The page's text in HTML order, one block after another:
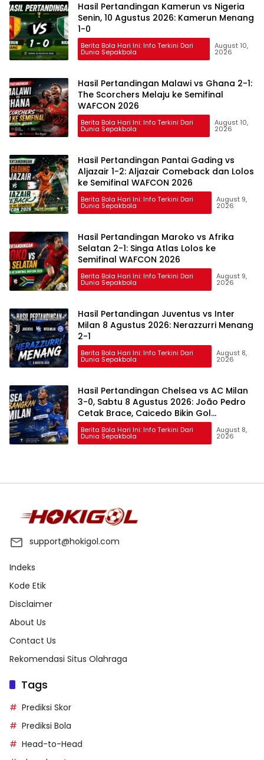
Hasil Pertandingan Kamerun vs Nigeria
Senin, 10 Agustus 2026: Kamerun Menang
1-0
Berita Bola Hari Ini: Info Terkini Dari
Dunia Sepakbola
August 10,
2026
Hasil Pertandingan Malawi vs Ghana 2-1:
The Scorchers Melaju ke Semifinal
WAFCON 2026
Berita Bola Hari Ini: Info Terkini Dari
Dunia Sepakbola
August 10,
2026
Hasil Pertandingan Pantai Gading vs
Aljazair 1-2: Aljazair Comeback dan Lolos
ke Semifinal WAFCON 2026
Berita Bola Hari Ini: Info Terkini Dari
Dunia Sepakbola
August 9,
2026
Hasil Pertandingan Maroko vs Afrika
Selatan 2-1: Singa Atlas Lolos ke
Semifinal WAFCON 2026
Berita Bola Hari Ini: Info Terkini Dari
Dunia Sepakbola
August 9,
2026
Hasil Pertandingan Juventus vs Inter
Milan 8 Agustus 2026: Nerazzurri Menang
2-1
Berita Bola Hari Ini: Info Terkini Dari
Dunia Sepakbola
August 8,
2026
Hasil Pertandingan Chelsea vs AC Milan
3-0, Sabtu 8 Agustus 2026: João Pedro
Cetak Brace, Caicedo Bikin Gol
Spektakuler
Berita Bola Hari Ini: Info Terkini Dari
Dunia Sepakbola
August 8,
2026
support@hokigol.com
Indeks
Kode Etik
Disclaimer
About Us
Contact Us
Rekomendasi Situs Olahraga
Tags
Prediksi Skor
Prediksi Bola
Head-to-Head